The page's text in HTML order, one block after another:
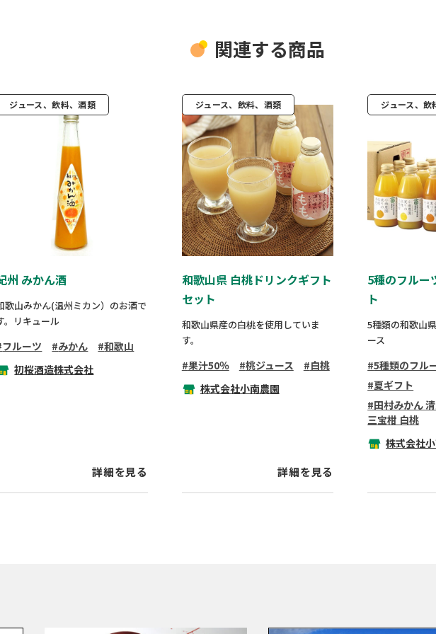
関連する商品
ジュース、飲料、酒類
州 みかん酒
歌山みかん(温州ミカン）のお酒で
。リキュール
フルーツ みかん
和歌山
初桜酒造株式会社
詳細を見る
ジュース、飲料、酒類
和歌山県 白桃ドリンクギフト
セット
和歌山県産の白桃を使用していま
す。
果汁50％ 桃ジュース
白桃
株式会社小南農園
詳細を見る
ジュース、飲
5種のフルー
ト
5種類の和歌山
ース
5種類のフル
夏ギフト
田村みかん
三宝柑 白桃
株式会社